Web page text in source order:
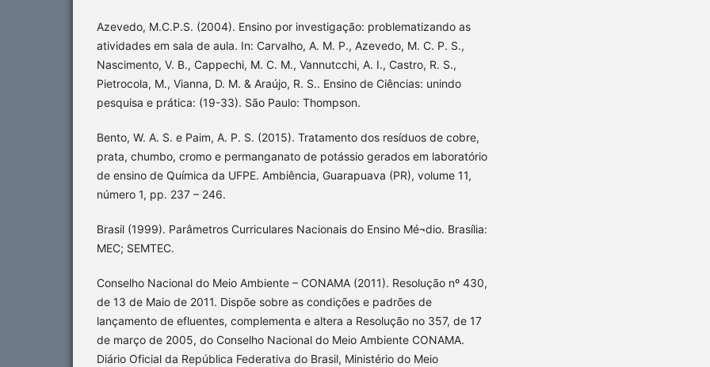
Azevedo, M.C.P.S. (2004). Ensino por investigação: problematizando as
atividades em sala de aula. In: Carvalho, A. M. P., Azevedo, M. C. P. S.,
Nascimento, V. B., Cappechi, M. C. M., Vannutcchi, A. I., Castro, R. S.,
Pietrocola, M., Vianna, D. M. & Araújo, R. S.. Ensino de Ciências: unindo
pesquisa e prática: (19-33). São Paulo: Thompson.
Bento, W. A. S. e Paim, A. P. S. (2015). Tratamento dos resíduos de cobre,
prata, chumbo, cromo e permanganato de potássio gerados em laboratório
de ensino de Química da UFPE. Ambiência, Guarapuava (PR), volume 11,
número 1, pp. 237 – 246.
Brasil (1999). Parâmetros Curriculares Nacionais do Ensino Mé¬dio. Brasília:
MEC; SEMTEC.
Conselho Nacional do Meio Ambiente – CONAMA (2011). Resolução nº 430,
de 13 de Maio de 2011. Dispõe sobre as condições e padrões de
lançamento de efluentes, complementa e altera a Resolução no 357, de 17
de março de 2005, do Conselho Nacional do Meio Ambiente CONAMA.
Diário Oficial da República Federativa do Brasil, Ministério do Meio